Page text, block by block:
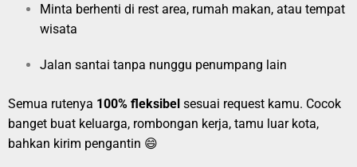
Minta berhenti di rest area, rumah makan, atau tempat
wisata
Jalan santai tanpa nunggu penumpang lain
Semua rutenya 100% fleksibel sesuai request kamu. Cocok
banget buat keluarga, rombongan kerja, tamu luar kota,
bahkan kirim pengantin 😄